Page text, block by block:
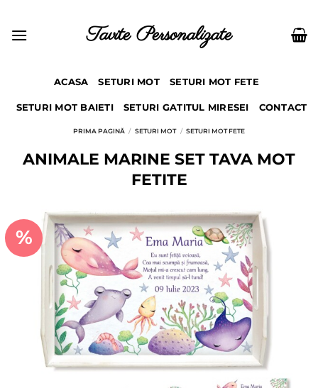
content
Tavite Personalizate
ACASA SETURI MOT SETURI MOT FETE
SETURI MOT BAIETI SETURI GATITUL MIRESEI CONTACT
PRIMA PAGINĂ / SETURI MOT / SETURI MOT FETE
ANIMALE MARINE SET TAVA MOT
FETITE
%